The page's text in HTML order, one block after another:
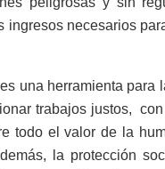
ingresos necesarios
una herramienta para
trabajos justos,
todo el valor de la
la protección